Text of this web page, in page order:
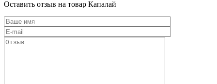
Оставить отзыв на товар Капалай